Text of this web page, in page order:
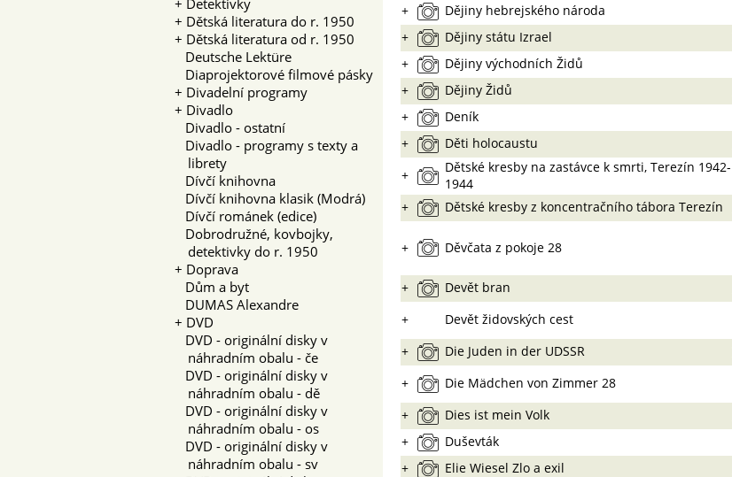
+ Dětská literatura do r. 1950
+ Dětská literatura od r. 1950
Deutsche Lektüre
Diaprojektorové filmové pásky
+ Divadelní programy
+ Divadlo
Divadlo - ostatní
Divadlo - programy s texty a
librety
Dívčí knihovna
Dívčí knihovna klasik (Modrá)
Dívčí románek (edice)
Dobrodružné, kovbojky,
detektivky do r. 1950
+ Doprava
Dům a byt
DUMAS Alexandre
+ DVD
DVD - originální disky v
náhradním obalu - če
DVD - originální disky v
náhradním obalu - dě
DVD - originální disky v
náhradním obalu - os
DVD - originální disky v
náhradním obalu - sv
+
Dějiny hebrejského národa
+
Dějiny státu Izrael
+
Dějiny východních Židů
+
Dějiny Židů
+
Deník
+
Děti holocaustu
+
Dětské kresby na zastávce k smrti, Terezín 1942-
1944
+
Dětské kresby z koncentračního tábora Terezín
+ Děvčata z pokoje 28
+ Devět bran
+
Devět židovských cest
+
Die Juden in der UDSSR
+
Die Mädchen von Zimmer 28
+
Dies ist mein Volk
+
Duševták
+
Elie Wiesel Zlo a exil